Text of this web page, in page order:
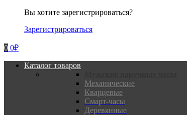
Вы хотите зарегистрироваться?
Зарегистрироваться
0 0₽
Каталог товаров
Механические
Кварцевые
Смарт-часы
Деревянные